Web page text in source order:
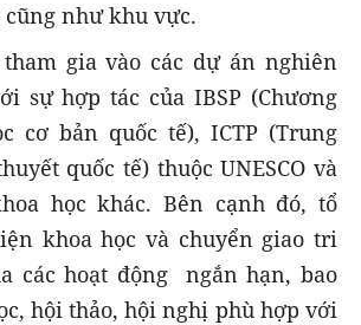
cũng như khu vực.
gia vào các dự án nghiên
sự hợp tác của IBSP (Chương
cơ bản quốc tế), ICTP (Trung
quốc tế) thuộc UNESCO và
học khác. Bên cạnh đó, tổ
khoa học và chuyển giao tri
các hoạt động ngắn hạn, bao
hội thảo, hội nghị phù hợp với